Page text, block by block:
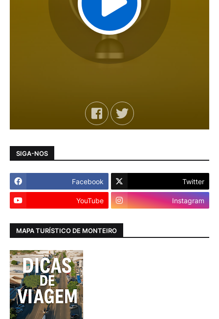
SIGA-NOS
Facebook Twitter
YouTube Instagram
MAPA TURÍSTICO DE MONTEIRO